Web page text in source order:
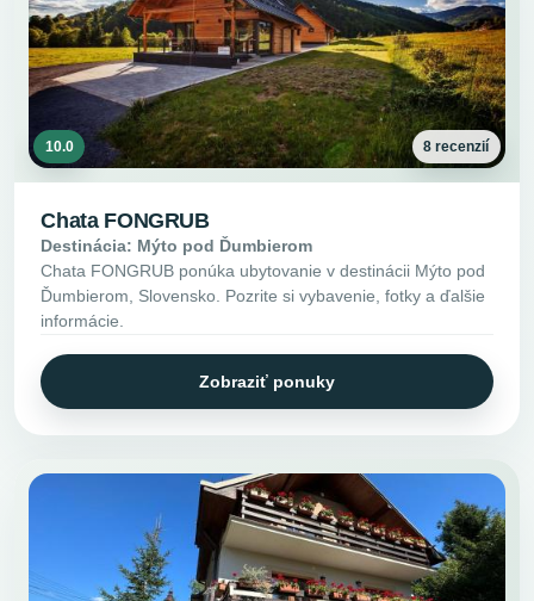
10.0 8 recenzií
Chata FONGRUB
Destinácia: Mýto pod Ďumbierom
Chata FONGRUB ponúka ubytovanie v destinácii Mýto pod
Ďumbierom, Slovensko. Pozrite si vybavenie, fotky a ďalšie
informácie.
Zobraziť ponuky